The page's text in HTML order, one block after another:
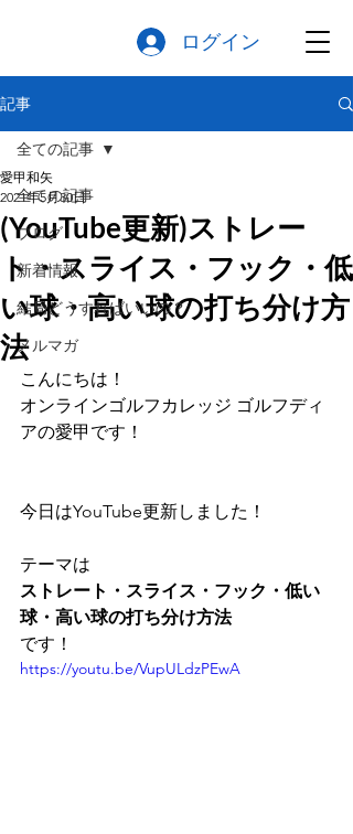
ログイン
記事
全ての記事
ブログ
新着情報
結局どうすればいいの？
メルマガ
全ての記事
(YouTube更新)ストレー
ト・スライス・フック・低
い球・高い球の打ち分け方
法
愛甲和矢
2021年5月30日
こんにちは！
オンラインゴルフカレッジ ゴルフディ
アの愛甲です！
今日はYouTube更新しました！
テーマは
ストレート・スライス・フック・低い
球・高い球の打ち分け方法
です！
https://youtu.be/VupULdzPEwA